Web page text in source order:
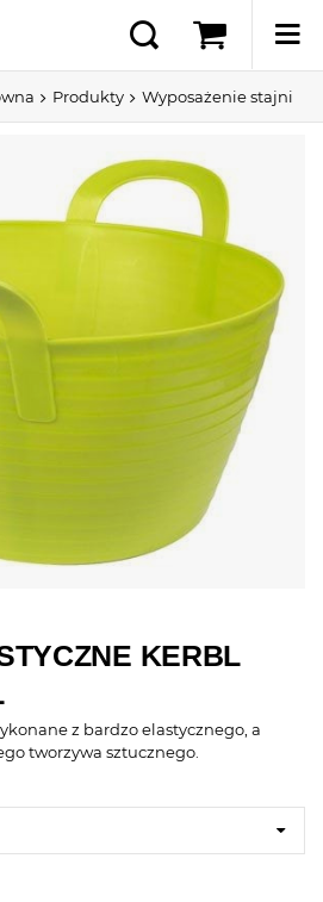
Produkty Wyposażenie stajni i
KERBL
z bardzo elastycznego, a
tworzywa sztucznego.